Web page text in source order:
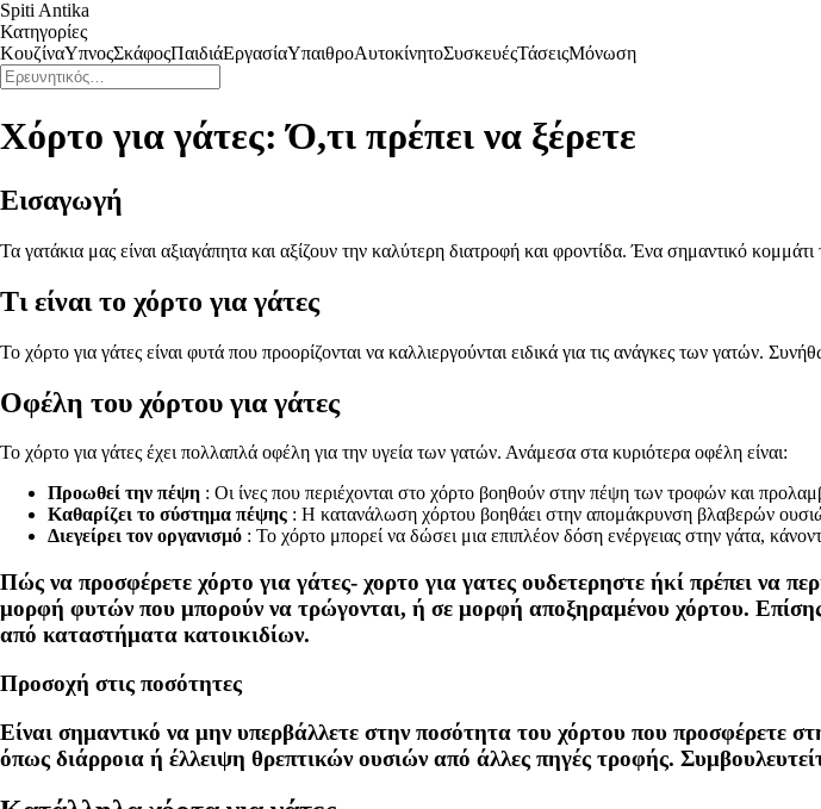
Spiti Antika
Κατηγορίες
ΚουζίναΥπνοςΣκάφοςΠαιδιάΕργασίαΥπαιθροΑυτοκίνητοΣυσκευέςΤάσειςΜόνωση
Χόρτο για γάτες: Ό,τι πρέπει να ξέρετε
Εισαγωγή
Τα γατάκια μας είναι αξιαγάπητα και αξίζουν την καλύτερη διατροφή και φροντίδα. Ένα σημαντικό
Τι είναι το χόρτο για γάτες
Το χόρτο για γάτες είναι φυτά που προορίζονται να καλλιεργούνται ειδικά για τις ανάγκες των γατών.
Οφέλη του χόρτου για γάτες
Το χόρτο για γάτες έχει πολλαπλά οφέλη για την υγεία των γατών. Ανάμεσα στα κυριότερα οφέλη είναι:
Προωθεί την πέψη : Οι ίνες που περιέχονται στο χόρτο βοηθούν στην πέψη των τροφών και
Καθαρίζει το σύστημα πέψης : Η κατανάλωση χόρτου βοηθάει στην απομάκρυνση βλαβερών
Διεγείρει τον οργανισμό : Το χόρτο μπορεί να δώσει μια επιπλέον δόση ενέργειας στην γάτα,
Πώς να προσφέρετε χόρτο για γάτες- χορτο για γατες ουδετερηστε ήκί πρέπει να
μορφή φυτών που μπορούν να τρώγονται, ή σε μορφή αποξηραμένου χόρτου.
από καταστήματα κατοικιδίων.
Προσοχή στις ποσότητες
Είναι σημαντικό να μην υπερβάλλετε στην ποσότητα του χόρτου που προσφέρετε
όπως διάρροια ή έλλειψη θρεπτικών ουσιών από άλλες πηγές τροφής.